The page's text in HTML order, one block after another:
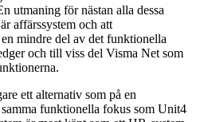
utmaning för nästan alla dessa
affärssystem och att
mindre del av det funktionella
och till viss del Visma Net som
ett alternativ som på en
funktionella fokus som Unit4